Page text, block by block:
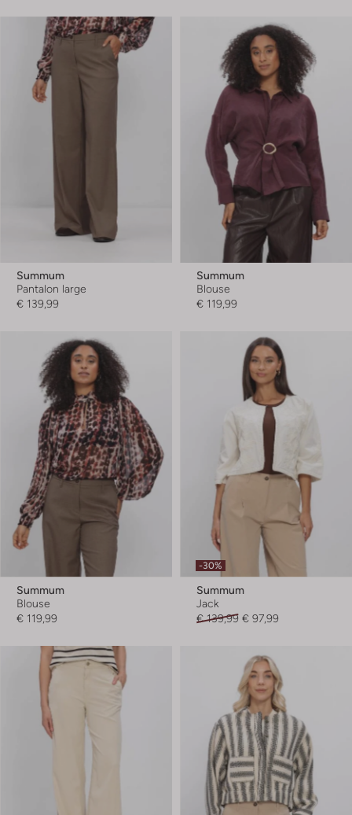
Summum
Pantalon large
€ 139,99
Summum
Blouse
€ 119,99
Summum
Blouse
€ 119,99
-30%
Summum
Jack
€ 139,99 € 97,99